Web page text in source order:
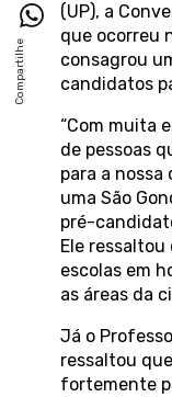
(UP), a
que ocorreu
consagrou
candidatos
“Com muita
de pessoas
para a nossa
uma São
pré-
Ele
escolas em
as áreas da
Já o
ressaltou
fortemente